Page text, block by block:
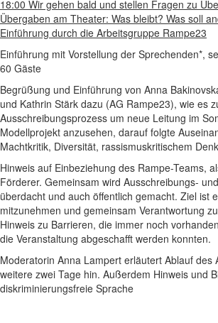
18:00 Wir gehen bald und stellen Fragen zu
Übergaben am Theater: Was bleibt? Was soll
Einführung durch die Arbeitsgruppe Rampe23
Einführung mit Vorstellung der Sprechenden*,
60 Gäste
Begrüßung und Einführung von Anna
und Kathrin Stärk dazu (AG Rampe23), wie es
Ausschreibungsprozess um neue Leitung im
Modellprojekt anzusehen, darauf folgte
Machtkritik, Diversität, rassismuskritischem
Hinweis auf Einbeziehung des Rampe-Teams,
Förderer. Gemeinsam wird Ausschreibungs-
überdacht und auch öffentlich gemacht. Ziel ist
mitzunehmen und gemeinsam Verantwortung
Hinweis zu Barrieren, die immer noch
die Veranstaltung abgeschafft werden konnten.
Moderatorin Anna Lampert erläutert Ablauf des
weitere zwei Tage hin. Außerdem Hinweis und
diskriminierungsfreie Sprache